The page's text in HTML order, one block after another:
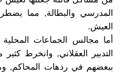
المدرسي والبطالة, مما
العيش.
أما مجالس الجماعات
التدبير العقلاني, وانخرط
ببعضهم في ردهات المحاكم,